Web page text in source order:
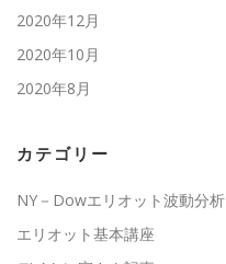
2020年12月
2020年10月
2020年8月
カテゴリー
NY－Dowエリオット波動分析
エリオット基本講座